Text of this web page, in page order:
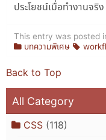
ประโยชน์เมื่อทำงานจริ
This entry was posted
บทความพิเศษ
Back to Top
All Category
CSS(118)